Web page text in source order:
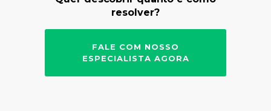
resolver?
FALE COM NOSSO
ESPECIALISTA AGORA